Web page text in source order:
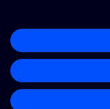
Přístupnost
Zásady zpracování
Nastavení cookies